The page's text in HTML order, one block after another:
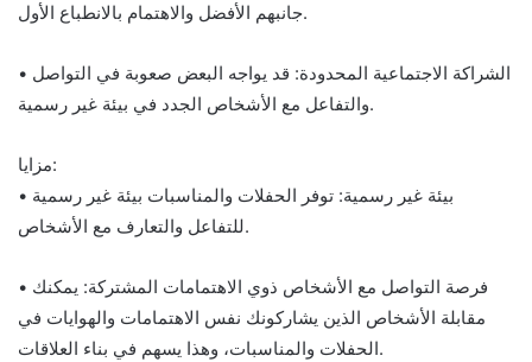
جانبهم الأفضل والاهتمام بالانطباع الأول.
• الشراكة الاجتماعية المحدودة: قد يواجه البعض صعوبة في التواصل
والتفاعل مع الأشخاص الجدد في بيئة غير رسمية.
مزايا:
• بيئة غير رسمية: توفر الحفلات والمناسبات بيئة غير رسمية
للتفاعل والتعارف مع الأشخاص.
• فرصة التواصل مع الأشخاص ذوي الاهتمامات المشتركة: يمكنك
مقابلة الأشخاص الذين يشاركونك نفس الاهتمامات والهوايات في
الحفلات والمناسبات، وهذا يسهم في بناء العلاقات.